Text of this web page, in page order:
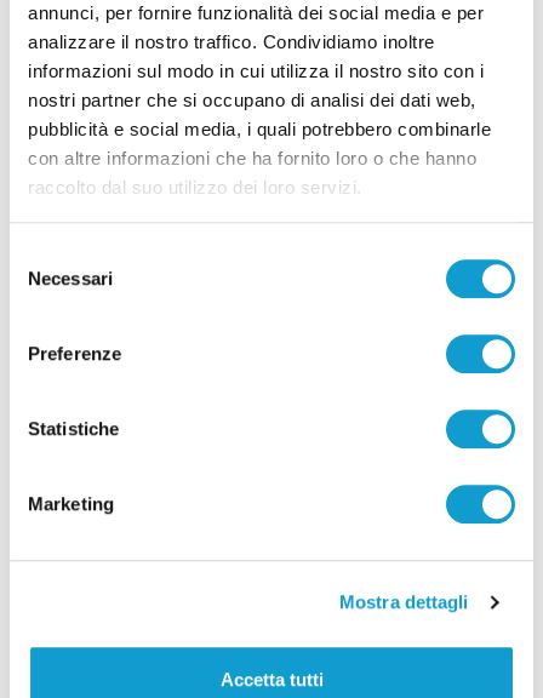
annunci, per fornire funzionalità dei social media e per
analizzare il nostro traffico. Condividiamo inoltre
informazioni sul modo in cui utilizza il nostro sito con i
nostri partner che si occupano di analisi dei dati web,
pubblicità e social media, i quali potrebbero combinarle
con altre informazioni che ha fornito loro o che hanno
raccolto dal suo utilizzo dei loro servizi.
delNecessari
Preferenze
Statistiche
Marketing
Mostra dettagli
Accetta tutti
Pubblicità